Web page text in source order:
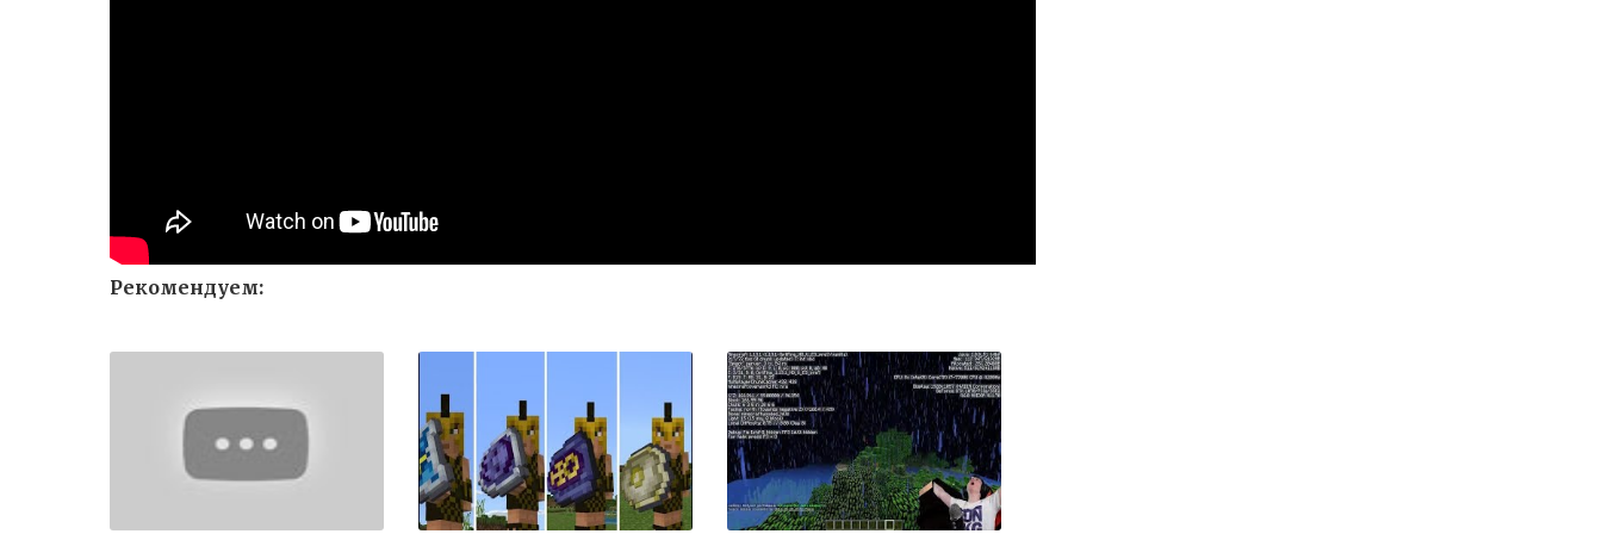
Рекомендуем: